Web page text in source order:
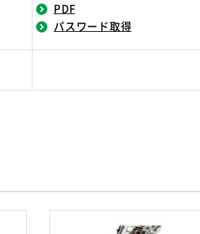
PDF
パスワード取得